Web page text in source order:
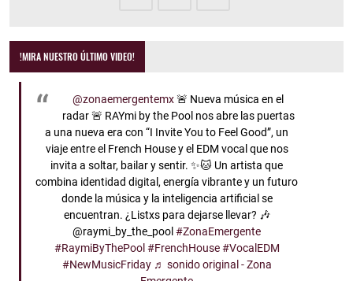
!MIRA NUESTRO ÚLTIMO VIDEO!
@zonaemergentemx🚨 Nueva música en el
radar 🚨 RAYmi by the Pool nos abre las puertas
a una nueva era con “I Invite You to Feel Good”, un
viaje entre el French House y el EDM vocal que nos
invita a soltar, bailar y sentir. ✨🐱 Un artista que
combina identidad digital, energía vibrante y un futuro
donde la música y la inteligencia artificial se
encuentran. ¿Listxs para dejarse llevar? 🎶
@raymi_by_the_pool#ZonaEmergente
#RaymiByThePool #FrenchHouse #VocalEDM
#NewMusicFriday ♬ sonido original - Zona